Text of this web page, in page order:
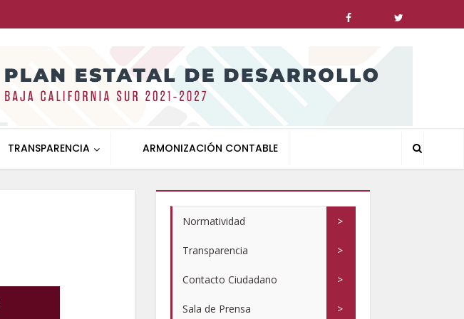
TRANSPARENCIA ARMONIZACIÓN CONTABLE
Normatividad >
Transparencia >
Contacto Ciudadano >
Sala de Prensa >